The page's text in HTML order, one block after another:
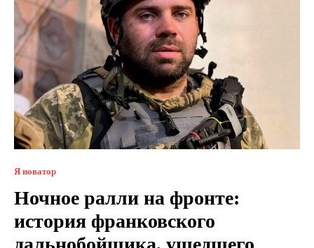
Я новатор
Ночное ралли на фронте:
история франковского